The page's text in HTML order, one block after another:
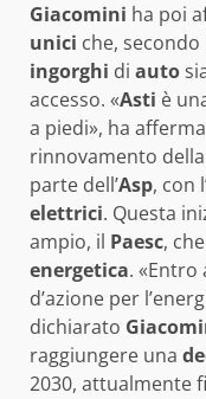
Giacomini ha poi
unici che,
ingorghi di auto
accesso. «Asti è
a piedi», ha
rinnovamento
parte dell’Asp, con
elettrici. Questa
ampio, il Paesc,
energetica.
d’azione per
dichiarato
raggiungere una
2030, attualmente